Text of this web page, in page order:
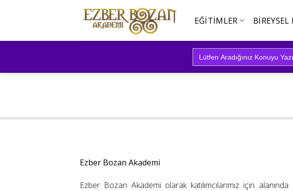
EĞITIMLER
Search
for:
Ezber Bozan Akademi
Ezber Bozan Akademi olarak katılımcılarımız için alanında